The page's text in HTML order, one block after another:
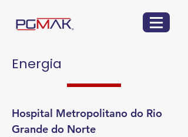
Energia
Hospital Metropolitano do Rio
Grande do Norte